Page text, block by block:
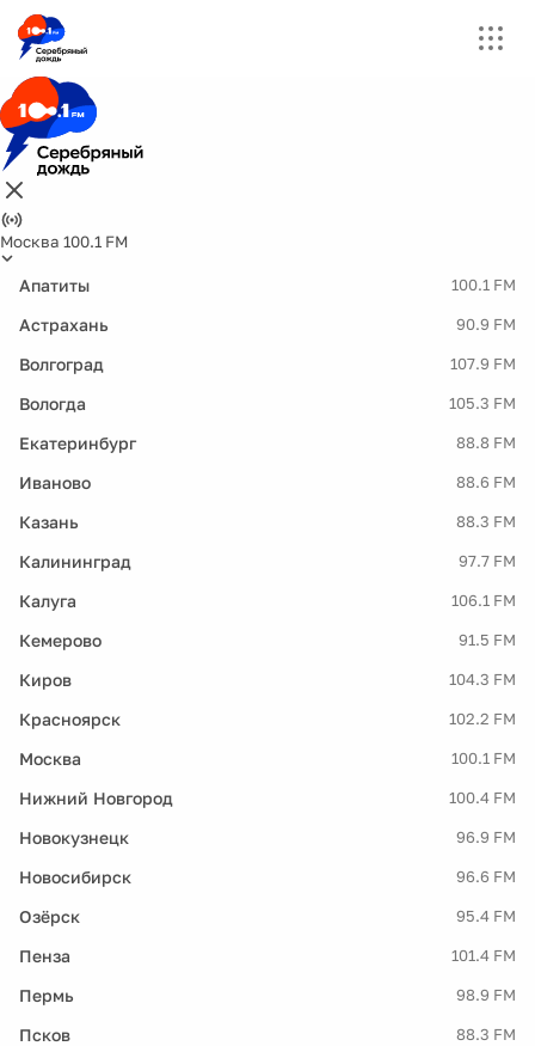
Москва 100.1 FM
Апатиты 100.1 FM
Астрахань 90.9 FM
Волгоград 107.9 FM
Вологда 105.3 FM
Екатеринбург 88.8 FM
Иваново 88.6 FM
Казань 88.3 FM
Калининград 97.7 FM
Калуга 106.1 FM
Кемерово 91.5 FM
Киров 104.3 FM
Красноярск 102.2 FM
Москва 100.1 FM
Нижний Новгород 100.4 FM
Новокузнецк 96.9 FM
Новосибирск 96.6 FM
Озёрск 95.4 FM
Пенза 101.4 FM
Пермь 98.9 FM
Псков 88.3 FM